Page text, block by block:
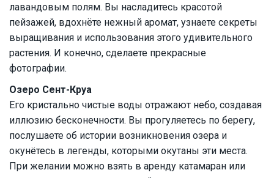
лавандовым полям. Вы насладитесь красотой
пейзажей, вдохнёте нежный аромат, узнаете секреты
выращивания и использования этого удивительного
растения. И конечно, сделаете прекрасные
фотографии.
Озеро Сент-Круа
Его кристально чистые воды отражают небо, создавая
иллюзию бесконечности. Вы прогуляетесь по берегу,
послушаете об истории возникновения озера и
окунётесь в легенды, которыми окутаны эти места.
При желании можно взять в аренду катамаран или